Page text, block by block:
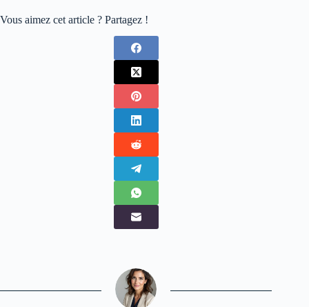
Vous aimez cet article ? Partagez !